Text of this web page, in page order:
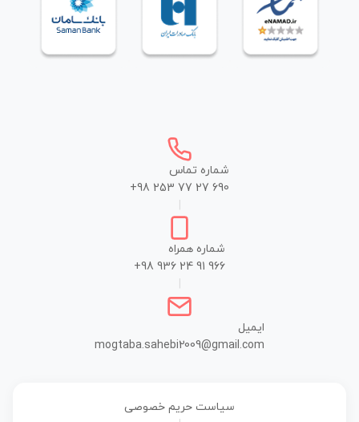
شماره تماس
+98 253 77 27 690
شماره همراه
+98 936 24 91 966
ایمیل
mogtaba.sahebi2009@gmail.com
سیاست حریم خصوصی